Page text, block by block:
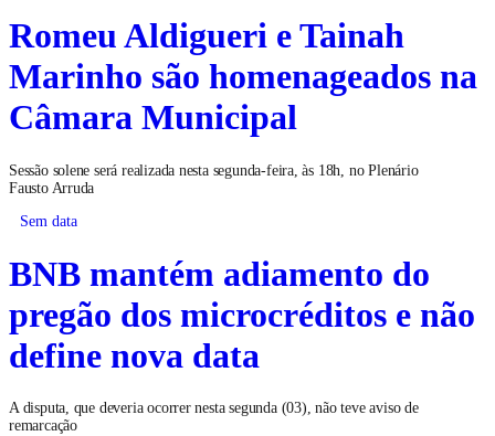
Romeu Aldigueri e Tainah
Marinho são homenageados na
Câmara Municipal
Sessão solene será realizada nesta segunda-feira, às 18h, no Plenário
Fausto Arruda
Sem data
BNB mantém adiamento do
pregão dos microcréditos e não
define nova data
A disputa, que deveria ocorrer nesta segunda (03), não teve aviso de
remarcação